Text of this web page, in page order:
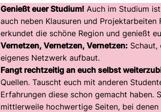
Genießt euer Studium! Auch im Studium
auch neben Klausuren und
erkundet die schöne Region und genießt
Vernetzen, Vernetzen, Vernetzen: Schaut,
eigenes Netzwerk aufbaut.
Fangt rechtzeitig an euch selbst
Quellen. Tauscht euch mit anderen
Erfahrungen diese schon gemacht haben.
mittlerweile hochwertige Seiten, bei